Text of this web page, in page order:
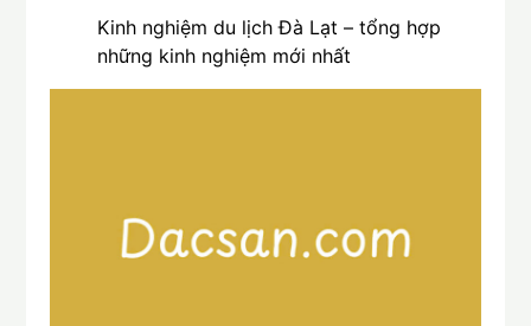
Kinh nghiệm du lịch Đà Lạt – tổng hợp
những kinh nghiệm mới nhất